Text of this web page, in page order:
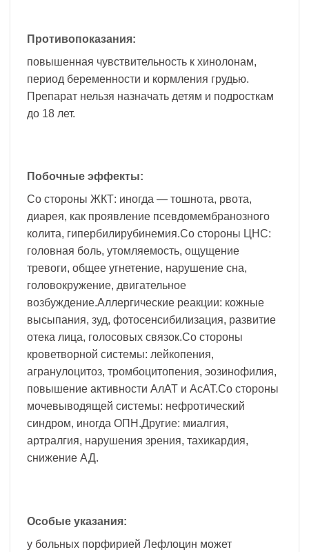
Противопоказания:
повышенная чувствительность к хинолонам,
период беременности и кормления грудью.
Препарат нельзя назначать детям и подросткам
до 18 лет.
Побочные эффекты:
Со стороны ЖКТ: иногда — тошнота, рвота,
диарея, как проявление псевдомембранозного
колита, гипербилирубинемия.Со стороны ЦНС:
головная боль, утомляемость, ощущение
тревоги, общее угнетение, нарушение сна,
головокружение, двигательное
возбуждение.Аллергические реакции: кожные
высыпания, зуд, фотосенсибилизация, развитие
отека лица, голосовых связок.Со стороны
кроветворной системы: лейкопения,
агранулоцитоз, тромбоцитопения, эозинофилия,
повышение активности АлАТ и АсАТ.Со стороны
мочевыводящей системы: нефротический
синдром, иногда ОПН.Другие: миалгия,
артралгия, нарушения зрения, тахикардия,
снижение АД.
Особые указания:
у больных порфирией Лефлоцин может